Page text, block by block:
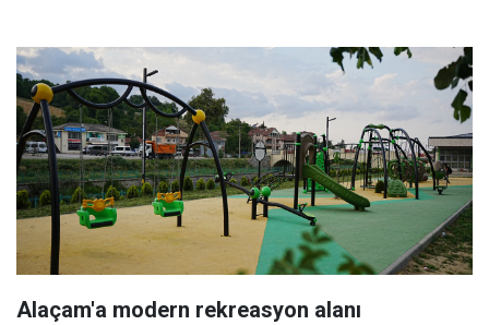
Alaçam'a modern rekreasyon alanı